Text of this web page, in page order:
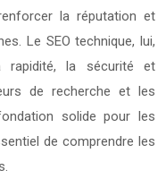
la réputation et
Le SEO technique, lui,
rapidité, la sécurité et
de recherche et les
solide pour les
de comprendre les